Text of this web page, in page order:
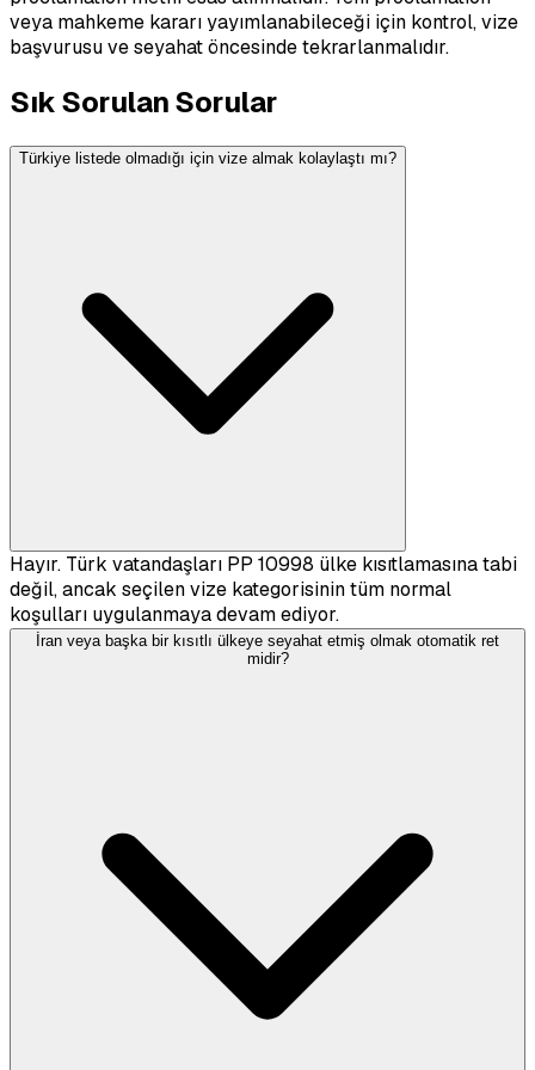
veya mahkeme kararı yayımlanabileceği için kontrol, vize
başvurusu ve seyahat öncesinde tekrarlanmalıdır.
Sık Sorulan Sorular
Türkiye listede olmadığı için vize almak kolaylaştı mı?
Hayır. Türk vatandaşları PP 10998 ülke kısıtlamasına tabi
değil, ancak seçilen vize kategorisinin tüm normal
koşulları uygulanmaya devam ediyor.
İran veya başka bir kısıtlı ülkeye seyahat etmiş olmak otomatik ret
midir?